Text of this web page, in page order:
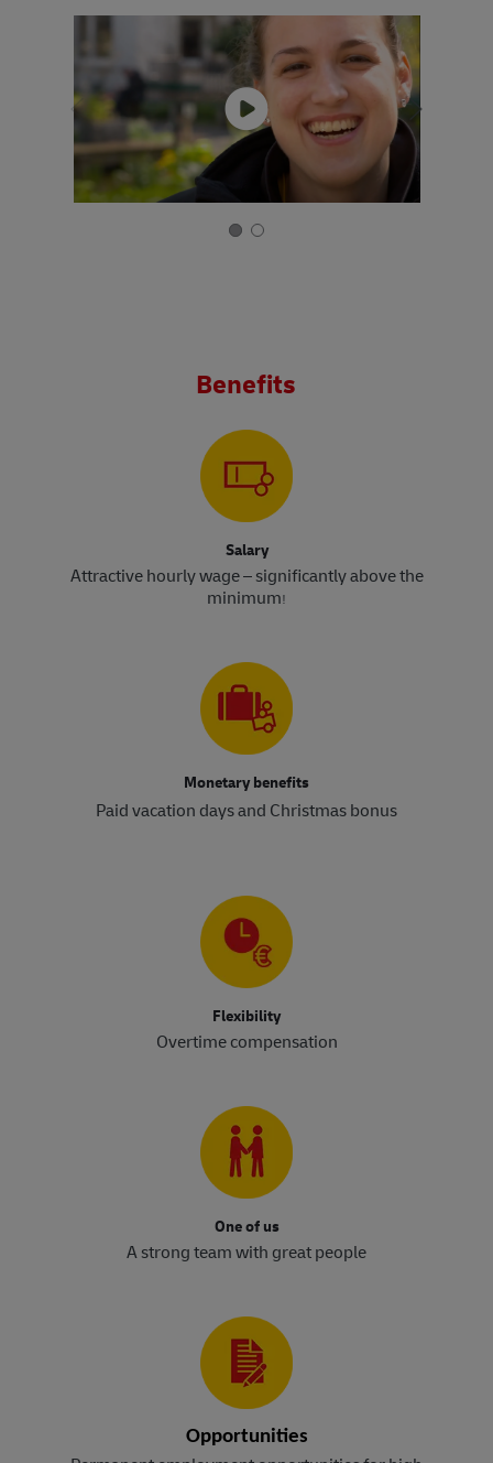
Benefits
Salary
Attractive hourly wage – significantly above the
minimum!​​​​​​​
Monetary benefits
Paid vacation days and Christmas bonus
Flexibility
Overtime compensation
One of us
A strong team with great people
Opportunities